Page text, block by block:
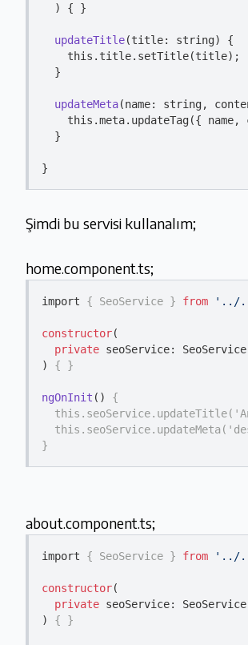
) { }
updateTitle(title: string)
{
this .title.setTitle(title);
  }
updateMeta(name: string,
this .meta.updateTag({
  }
Şimdi bu servisi kullanalım;
home.component.ts;
import { SeoService } from '../
constructor(
private seoService: SeoService
)
{ }
ngOnInit ()
{
}
about.component.ts;
import { SeoService } from '../
constructor(
private seoService: SeoService
)
{ }